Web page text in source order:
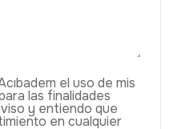
el uso de mis
las finalidades
y entiendo que
en cualquier